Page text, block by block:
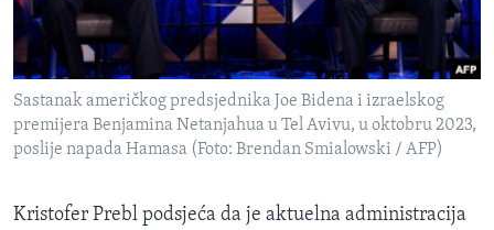
Sastanak američkog predsjednika Joe Bidena i izraelskog
premijera Benjamina Netanjahua u Tel Avivu, u oktobru 2023,
poslije napada Hamasa (Foto: Brendan Smialowski / AFP)
Kristofer Prebl podsjeća da je aktuelna administracija